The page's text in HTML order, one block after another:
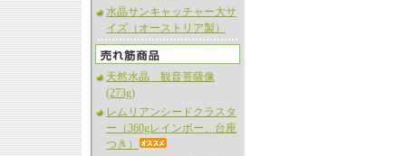
水晶サンキャッチャー大サ
イズ（オーストリア製）
天然水晶 観音菩薩像
(273g)
レムリアンシードクラスタ
ー（360gレインボー、台座
つき）